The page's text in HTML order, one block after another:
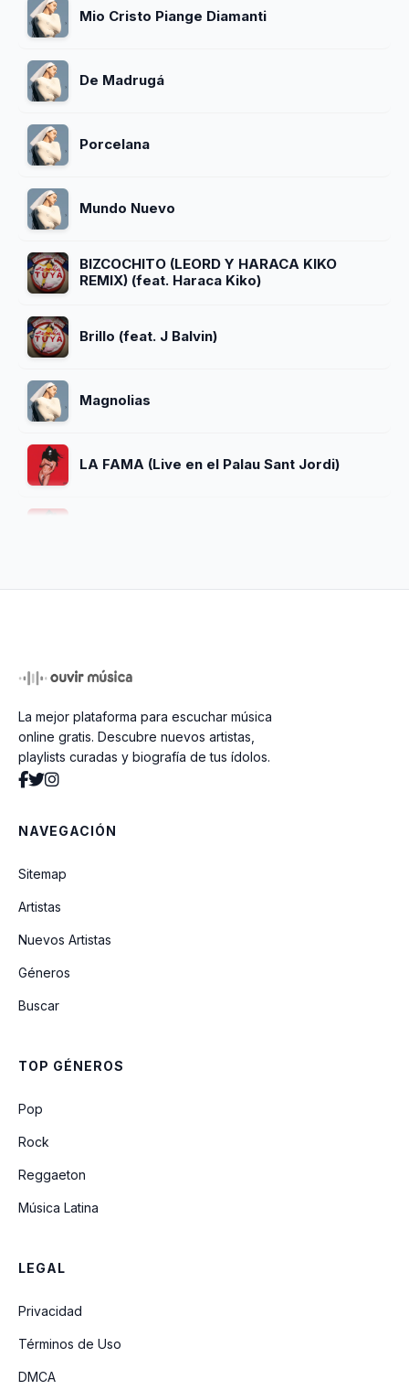
Mio Cristo Piange Diamanti
De Madrugá
Porcelana
Mundo Nuevo
BIZCOCHITO (LEORD Y HARACA KIKO
REMIX) (feat. Haraca Kiko)
Brillo (feat. J Balvin)
Magnolias
LA FAMA (Live en el Palau Sant Jordi)
PIENSO EN TU MIRÁ (Cap.3: Celos)
DI MI NOMBRE (Cap. 8: Éxtasis)
La mejor plataforma para escuchar música
online gratis. Descubre nuevos artistas,
playlists curadas y biografía de tus ídolos.
NAVEGACIÓN
Sitemap
Artistas
Nuevos Artistas
Géneros
Buscar
TOP GÉNEROS
Pop
Rock
Reggaeton
Música Latina
LEGAL
Privacidad
Términos de Uso
DMCA